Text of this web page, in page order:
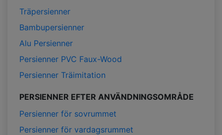
Träpersienner
Bambupersienner
Alu Persienner
Persienner PVC Faux-Wood
Persienner Träimitation
PERSIENNER EFTER ANVÄNDNINGSOMRÅDE
Persienner för sovrummet
Persienner för vardagsrummet